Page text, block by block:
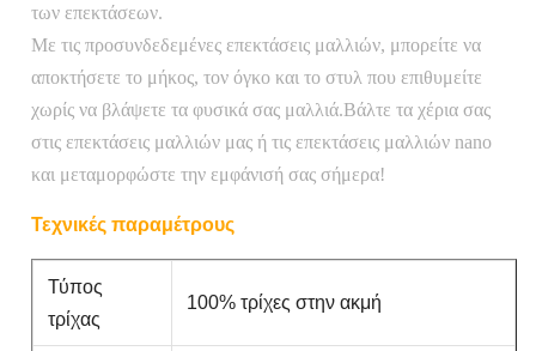
των επεκτάσεων.
Με τις προσυνδεδεμένες επεκτάσεις μαλλιών, μπορείτε να
αποκτήσετε το μήκος, τον όγκο και το στυλ που επιθυμείτε
χωρίς να βλάψετε τα φυσικά σας μαλλιά.Βάλτε τα χέρια σας
στις επεκτάσεις μαλλιών μας ή τις επεκτάσεις μαλλιών nano
και μεταμορφώστε την εμφάνισή σας σήμερα!
Τεχνικές παραμέτρους
Τύπος
τρίχας
100% τρίχες στην ακμή